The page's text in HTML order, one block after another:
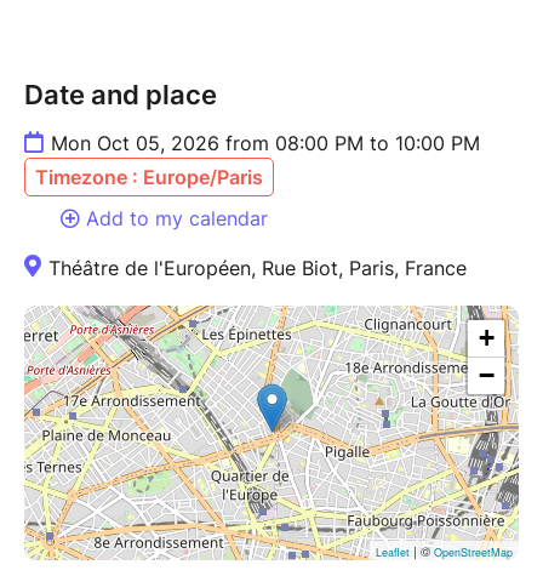
Date and place
Mon Oct 05, 2026 from 08:00 PM to 10:00 PM
Timezone : Europe/Paris
Add to my calendar
Théâtre de l'Européen, Rue Biot, Paris, France
+
−
Leaflet | ©OpenStreetMap